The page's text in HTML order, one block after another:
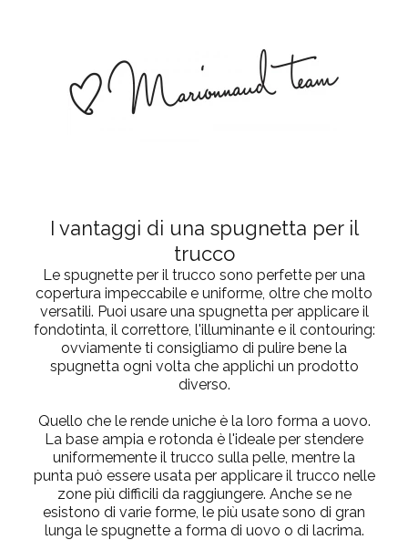
I vantaggi di una spugnetta per il
trucco
Le spugnette per il trucco sono perfette per una
copertura impeccabile e uniforme, oltre che molto
versatili. Puoi usare una spugnetta per applicare il
fondotinta, il correttore, l'illuminante e il contouring:
ovviamente ti consigliamo di pulire bene la
spugnetta ogni volta che applichi un prodotto
diverso.
Quello che le rende uniche è la loro forma a uovo.
La base ampia e rotonda è l'ideale per stendere
uniformemente il trucco sulla pelle, mentre la
punta può essere usata per applicare il trucco nelle
zone più difficili da raggiungere. Anche se ne
esistono di varie forme, le più usate sono di gran
lunga le spugnette a forma di uovo o di lacrima.